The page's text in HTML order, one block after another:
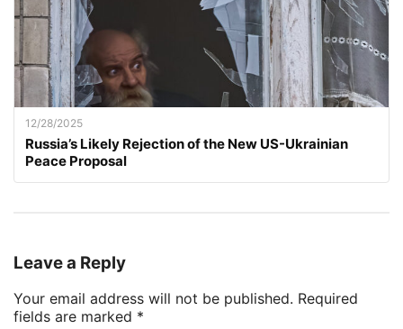
12/28/2025
Russia’s Likely Rejection of the New US-Ukrainian
Peace Proposal
Leave a Reply
Your email address will not be published. Required
fields are marked *